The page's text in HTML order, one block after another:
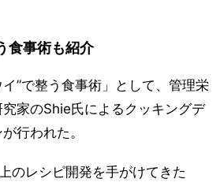
食事術も紹介
”で整う食事術」として、管理栄
家のShie氏によるクッキングデ
行われた。
のレシピ開発を手がけてきた